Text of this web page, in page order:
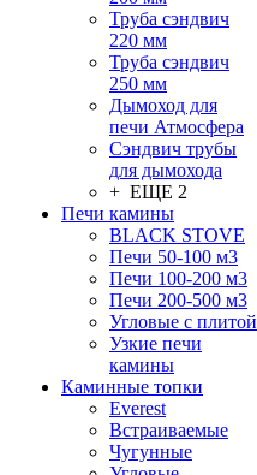
Труба сэндвич
220 мм
Труба сэндвич
250 мм
Дымоход для
печи Атмосфера
Сэндвич трубы
для дымохода
+ ЕЩЕ 2
Печи камины
BLACK STOVE
Печи 50-100 м3
Печи 100-200 м3
Печи 200-500 м3
Угловые с плитой
Узкие печи
камины
Каминные топки
Everest
Встраиваемые
Чугунные